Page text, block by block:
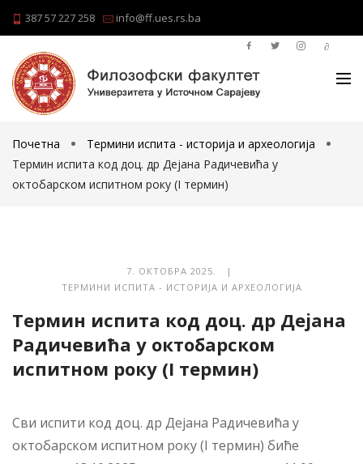
387 57 227 258 info@ff.ues.rs.ba
Почетна
Термини испита - историја и археологија
Teрмин испита код доц. др Дејана Радичевића у
oктобарском испитном року (I термин)
7. ОКТОБРА 2025. |
ТЕРМИНИ ИСПИТА - ИСТОРИЈА И АРХЕОЛОГИЈА
Teрмин испита код доц. др Дејана
Радичевића у oктобарском
испитном року (I термин)
Сви испити код доц. др Дејана Радичевића у
октобарском испитном року (I термин) биће